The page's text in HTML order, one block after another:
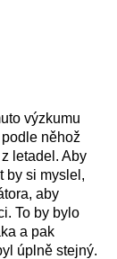
výzkumu
něhož
letadel. Aby
by si myslel,
aby
To by bylo
a pak
úplně stejný.